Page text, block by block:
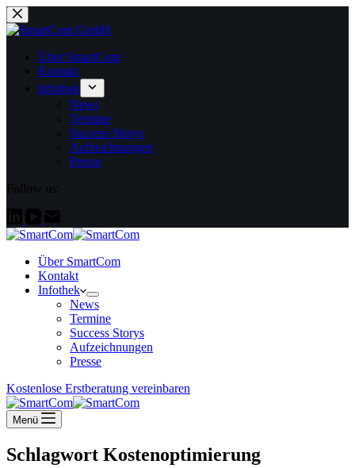
Zum
Inhalt
Über SmartCom
Kontakt
Infothek
News
Termine
Success Storys
Aufzeichnungen
Presse
Follow us:
Über SmartCom
Kontakt
Infothek
News
Termine
Success Storys
Aufzeichnungen
Presse
Kostenlose Erstberatung vereinbaren
Menü
Schlagwort Kostenoptimierung